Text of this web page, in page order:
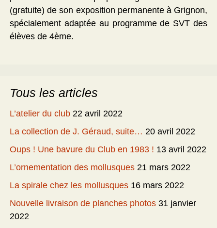
(gratuite) de son exposition permanente à Grignon,
spécialement adaptée au programme de SVT des
élèves de 4ème.
Tous les articles
L’atelier du club 22 avril 2022
La collection de J. Géraud, suite… 20 avril 2022
Oups ! Une bavure du Club en 1983 ! 13 avril 2022
L’ornementation des mollusques 21 mars 2022
La spirale chez les mollusques 16 mars 2022
Nouvelle livraison de planches photos 31 janvier
2022